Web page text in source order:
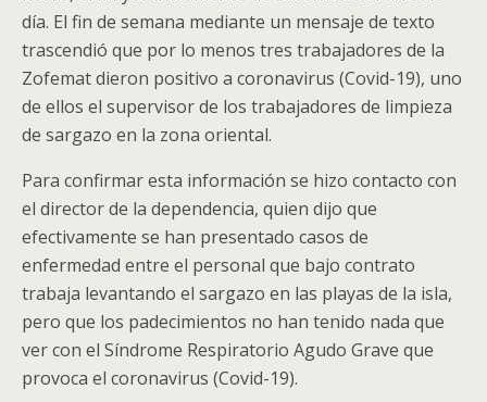
día. El fin de semana mediante un mensaje de texto
trascendió que por lo menos tres trabajadores de la
Zofemat dieron positivo a coronavirus (Covid-19), uno
de ellos el supervisor de los trabajadores de limpieza
de sargazo en la zona oriental.
Para confirmar esta información se hizo contacto con
el director de la dependencia, quien dijo que
efectivamente se han presentado casos de
enfermedad entre el personal que bajo contrato
trabaja levantando el sargazo en las playas de la isla,
pero que los padecimientos no han tenido nada que
ver con el Síndrome Respiratorio Agudo Grave que
provoca el coronavirus (Covid-19).